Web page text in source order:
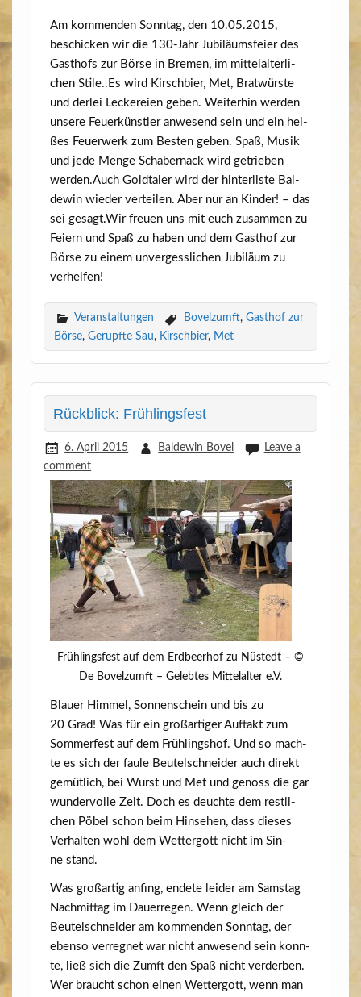
Am kom­men­den Sonn­tag, den 10.05.2015,
beschi­cken wir die 130-Jahr Jubi­lä­ums­fei­er des
Gast­hofs zur Bör­se in Bre­men, im mit­tel­al­ter­li­
chen Stile..Es wird Kirsch­bier, Met, Brat­würs­te
und der­lei Lecke­rei­en geben. Wei­ter­hin wer­den
unse­re Feu­er­künst­ler anwe­send sein und ein hei­
ßes Feu­er­werk zum Bes­ten geben. Spaß, Musik
und jede Men­ge Scha­ber­nack wird getrie­ben
werden.Auch Gold­ta­ler wird der hin­ter­lis­te Bal­
de­win wie­der ver­tei­len. Aber nur an Kin­der! – das
sei gesagt.Wir freu­en uns mit euch zusam­men zu
Fei­ern und Spaß zu haben und dem Gast­hof zur
Bör­se zu einem unver­gess­li­chen Jubi­lä­um zu
verhelfen!
Veranstaltungen Bovelzumft, Gasthof zur
Börse, Gerupfte Sau, Kirschbier, Met
Rückblick: Frühlingsfest
6. April 2015 Baldewin Bovel
Leave a
comment
Früh­lings­fest auf dem Erd­beer­hof zu Nüstedt – ©
De Bovelzumft – Geleb­tes Mit­tel­al­ter e.V.
Blau­er Him­mel, Son­nen­schein und bis zu
20 Grad! Was für ein groß­ar­ti­ger Auf­takt zum
Som­mer­fest auf dem Früh­lings­hof. Und so mach­
te es sich der fau­le Beu­tel­schnei­der auch direkt
gemüt­lich, bei Wurst und Met und genoss die gar
wun­der­vol­le Zeit. Doch es deuch­te dem rest­li­
chen Pöbel schon beim Hin­se­hen, dass die­ses
Ver­hal­ten wohl dem Wet­ter­gott nicht im Sin­
ne stand.
Was groß­ar­tig anfing, ende­te lei­der am Sams­tag
Nach­mit­tag im Dau­er­re­gen. Wenn gleich der
Beu­tel­schnei­der am kom­men­den Sonn­tag, der
eben­so ver­reg­net war nicht anwe­send sein konn­
te, ließ sich die Zumft den Spaß nicht ver­der­ben.
Wer braucht schon einen Wet­ter­gott, wenn man